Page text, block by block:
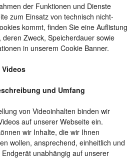
der Funktionen und Dienste
zum Einsatz von technisch nicht-
kommt, finden Sie eine Auflistung
deren Zweck, Speicherdauer sowie
in unserem Cookie Banner.
Videos
und Umfang
von Videoinhalten binden wir
auf unserer Webseite ein.
wir Inhalte, die wir Ihnen
wollen, ansprechend, einheitlich und
unabhängig auf unserer